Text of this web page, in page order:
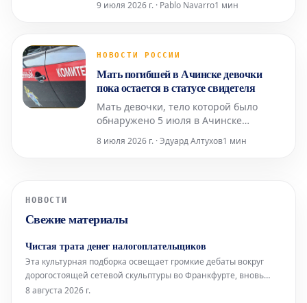
района Москвы, на протяжении 30 лет
Отечественной войны. В его
около пяти тысяч различных
артефактов: конв
9 июля 2026 г. · Pablo Navarro1 мин
НОВОСТИ РОССИИ
Мать погибшей в Ачинске девочки
пока остается в статусе свидетеля
Мать девочки, тело которой было
обнаружено 5 июля в Ачинске
исчезновения, на данный момент
Следственного комитета России.
8 июля 2026 г. · Эдуард Алтухов1 мин
НОВОСТИ
Свежие материалы
Чистая трата денег налогоплательщиков
Эта культурная подборка освещает громкие дебаты вокруг
дорогостоящей сетевой скульптуры во Франкфурте, вновь
открывшуюся Галерею Аполлона в Лувре, культовое
8 августа 2026 г.